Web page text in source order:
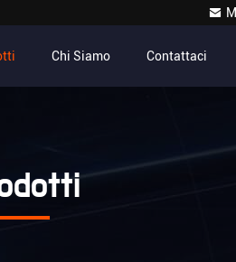
Chi Siamo Contattaci